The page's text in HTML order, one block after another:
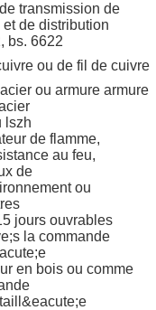
transmission de
de distribution
bs. 6622
ou de fil de cuivre
ou armure armure
lszh
de flamme,
au feu,
de
ou
jours ouvrables
la commande
en bois ou comme